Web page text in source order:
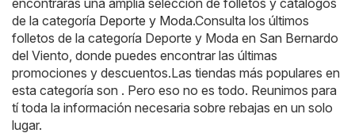
encontrarás una amplia selección de folletos y catálogos
de la categoría Deporte y Moda.Consulta los últimos
folletos de la categoría Deporte y Moda en San Bernardo
del Viento, donde puedes encontrar las últimas
promociones y descuentos.Las tiendas más populares en
esta categoría son . Pero eso no es todo. Reunimos para
tí toda la información necesaria sobre rebajas en un solo
lugar.